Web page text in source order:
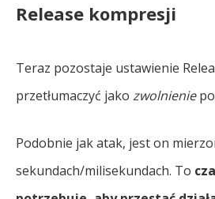
Release kompresji
Teraz pozostaje ustawienie
przetłumaczyć jako zwolnieniepo
Podobnie jak atak, jest on
sekundach/milisekundach. To